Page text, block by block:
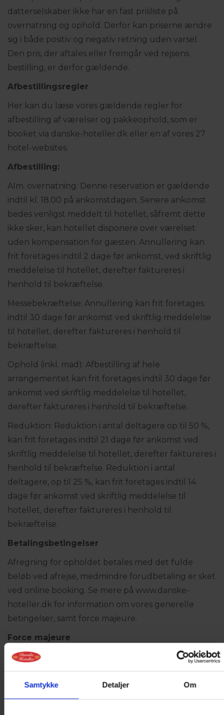
Samtykke Detaljer Om
datterselskaber ikke har en fast prisliste på
overnatning og ophold. Derfor kan priserne ændre
sig i både positiv og negativ retning uden varsel.
Den pris, der aftales eller fremgår ved rejsens
bestilling, er derfor gældende.
Afbestillingsregler
Her kan du læse vores gældende regler for
afbestilling af værelser og pakkeophold, som er
booket via danske-hoteller.dk eller en af vores 27
hotel-websites.
Afbestilling:
Alm. overnatning: Denne reservation er gældende
indtil kl. 18.00 på ankomstdagen. Senere ankomst
bedes venligst meddelt til hotellet, såfremt dette
ikke sker, kan hotellet disponere over værelset
uden kompensation for gæsten. Annullering kan
frit foretages indtil 2 dage før ankomst, ved skriftlig
meddelelse til hotellet, derefter faktureres i
henhold til bekræftelse.
Messebekræftelse: Annullering kan frit foretages
indtil 30 dage før ankomst ved skriftlig meddelelse
til hotellet, derefter faktureres i henhold til
bekræftelse.
Ophold (inkl. mad): Afbestilling af hele
arrangementet kan frit foretages indtil 30 dage før
ankomst ved skriftlig meddelelse til hotellet,
derefter faktureres i henhold til bekræftelse.
Reduktion: Reduktion i antal deltagere op til 50 %,
kan frit foretages indtil 21 dage før ankomst ved
skriftlig meddelelse til hotellet, derefter faktureres i
henhold til bekræftelse. Reduktion i antal
deltagere, op til 25 %, kan frit foretages indtil 14
dage før ankomst ved skriftlig meddelelse til
hotellet, derefter faktureres i henhold til
bekræftelse.
Betalingsbetingelser
Afregning for opholdet betales med det fulde
beløb ved afrejse, medmindre forudbetaling er sket
ved online booking. Se mere på www.danske-
hoteller.dk for information om vores generelle
betingelser, samt force majeure.
Force majeure
Såfremt opholdet forhindres pga. force majeure
(naturkatastrofer, strejke, krigshandlinger, optøjer
og lignende) er Danske Hoteller A/S ikke